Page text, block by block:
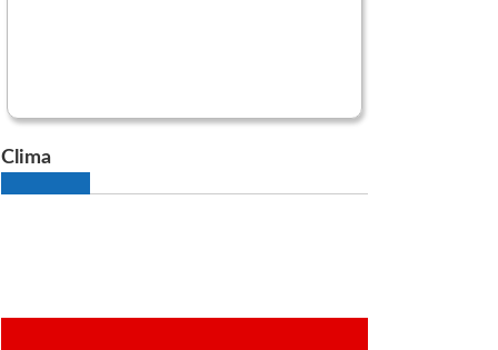
Clima